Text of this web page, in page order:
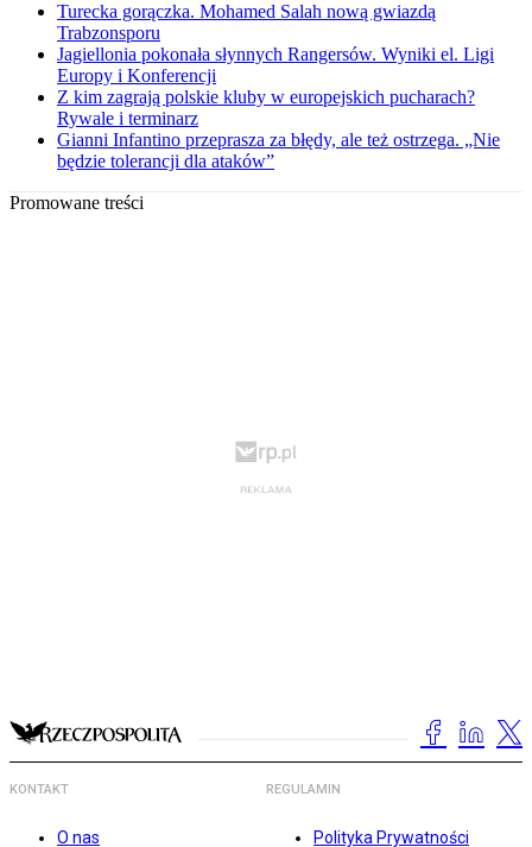
Turecka gorączka. Mohamed Salah nową gwiazdą
Trabzonsporu
Jagiellonia pokonała słynnych Rangersów. Wyniki el. Ligi
Europy i Konferencji
Z kim zagrają polskie kluby w europejskich pucharach?
Rywale i terminarz
Gianni Infantino przeprasza za błędy, ale też ostrzega. „Nie
będzie tolerancji dla ataków”
Promowane treści
KONTAKT
O nas
REGULAMIN
Polityka Prywatności